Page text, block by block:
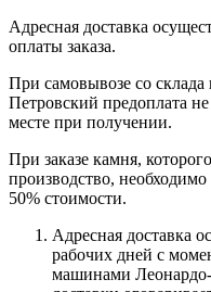
Адресная доставка
оплаты заказа.
При самовывозе со
Петровский предоплата
месте при получении.
При заказе камня,
производство,
50% стоимости.
Адресная доставка
рабочих дней с
машинами